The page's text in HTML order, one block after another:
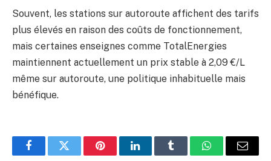
Souvent, les stations sur autoroute affichent des tarifs
plus élevés en raison des coûts de fonctionnement,
mais certaines enseignes comme TotalEnergies
maintiennent actuellement un prix stable à 2,09 €/L
même sur autoroute, une politique inhabituelle mais
bénéfique.
FacebookTwitter PinterestLinkedInTumblr WhatsApp
E-